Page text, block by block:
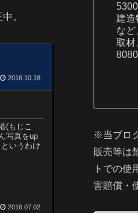
。
2016.10.18
(もじこ
写真をup
いうわけ
2016.07.02
5300
建造
など
取
※当ブロ
販売等は
トでの使
害賠償・